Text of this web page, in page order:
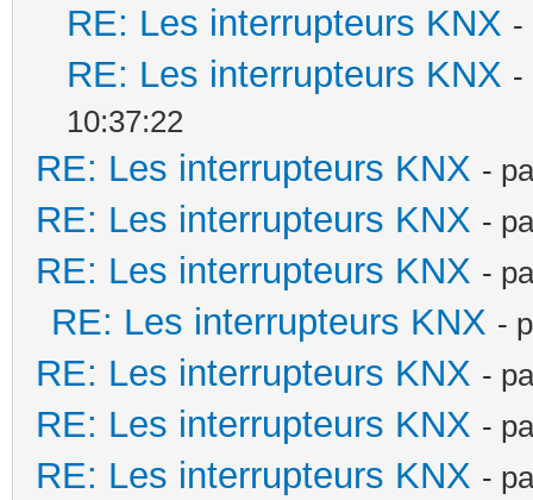
RE: Les interrupteurs KNX -
RE: Les interrupteurs KNX -
10:37:22
RE: Les interrupteurs KNX -
RE: Les interrupteurs KNX -
RE: Les interrupteurs KNX -
RE: Les interrupteurs KNX -
RE: Les interrupteurs KNX -
RE: Les interrupteurs KNX -
RE: Les interrupteurs KNX -